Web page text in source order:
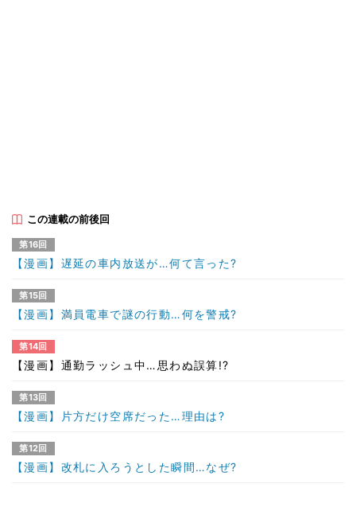
この連載の前後回
第16回
【漫画】遅延の車内放送が…何て言った?
第15回
【漫画】満員電車で謎の行動…何を警戒?
第14回
【漫画】通勤ラッシュ中…思わぬ誤算!?
第13回
【漫画】片方だけ空席だった…理由は?
第12回
【漫画】改札に入ろうとした瞬間…なぜ?